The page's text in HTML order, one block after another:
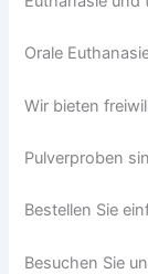
Orale
Wir bieten
Pulverproben
Bestellen Sie
Besuchen Sie